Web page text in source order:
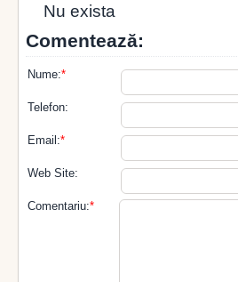
Nu exista
Comentează:
Nume:*
Telefon:
Email:*
Web Site:
Comentariu:*